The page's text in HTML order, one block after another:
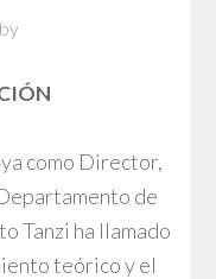
como Director,
de
Tanzi ha llamado
teórico y el